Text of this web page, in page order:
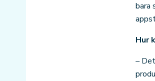
bara
Hur
–